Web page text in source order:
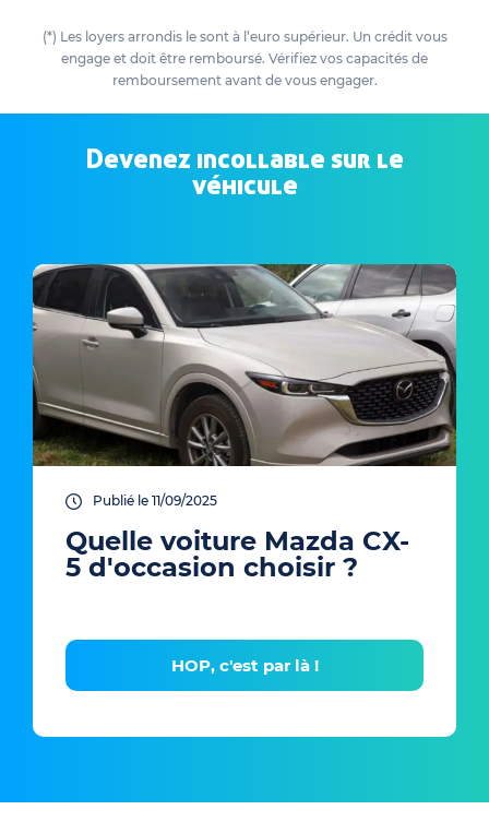
(*) Les loyers arrondis le sont à l’euro supérieur. Un crédit vous
engage et doit être remboursé. Vérifiez vos capacités de
remboursement avant de vous engager.
Devenez incollable sur le
véhicule
Publié le 11/09/2025
Quelle voiture Mazda CX-
5 d'occasion choisir ?
HOP, c'est par là !